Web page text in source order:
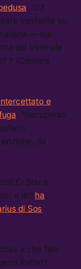
: 127
trasferite su
— ma
del Viminale
? (Corriere
e
. “Recuperati
(la
C-Star è
e ieri ha
di Sos
a che fare
Rettet?